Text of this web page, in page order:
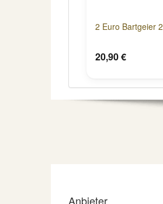
2 Euro Bartgeier
20,90 €
Anbieter